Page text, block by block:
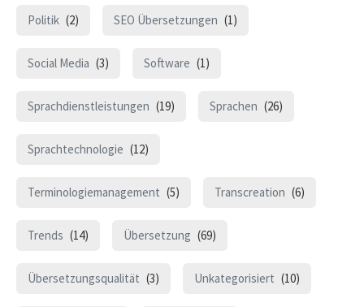
Politik (2) SEO Übersetzungen (1)
Social Media (3) Software (1)
Sprachdienstleistungen (19) Sprachen (26)
Sprachtechnologie (12)
Terminologiemanagement (5) Transcreation (6)
Trends (14) Übersetzung (69)
Übersetzungsqualität (3) Unkategorisiert (10)